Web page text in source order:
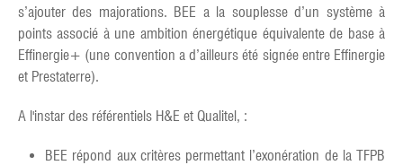
s’ajouter des majorations. BEE a la souplesse d’un système à
points associé à une ambition énergétique équivalente de base à
Effinergie+ (une convention a d’ailleurs été signée entre Effinergie
et Prestaterre).
A l'instar des référentiels H&E et Qualitel, :
BEE répond aux critères permettant l’exonération de la TFPB